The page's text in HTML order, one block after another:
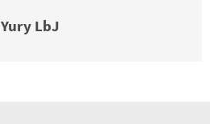
Yury LbJ